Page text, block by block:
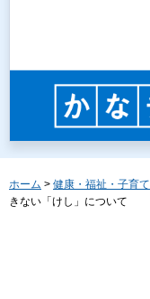
ホーム > 健康・福祉・子育て
きない「けし」について